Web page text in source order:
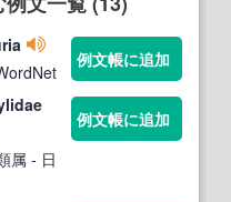
例文帳に追加
属 - 日
例文帳に追加